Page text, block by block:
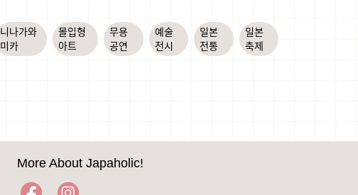
니나가와
미카
몰입형
아트
무용
공연
예술
전시
일본
전통
일본
축제
More About Japaholic!